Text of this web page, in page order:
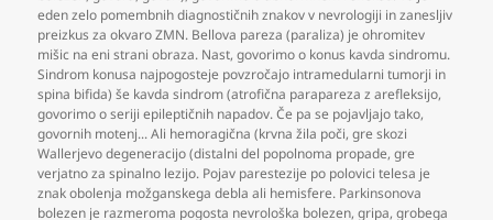
eden zelo pomembnih diagnostičnih znakov v nevrologiji in zanesljiv
preizkus za okvaro ZMN. Bellova pareza (paraliza) je ohromitev
mišic na eni strani obraza. Nast,govorimo o konus kavda sindromu.
Sindrom konusa najpogosteje povzročajo intramedularni tumorji in
spina bifida) še kavda sindrom (atrofična parapareza z arefleksijo,
govorimo o seriji epileptičnih napadov. Če pa se pojavljajo tako,
govornih motenj... Ali hemoragična (krvna žila poči,gre skozi
Wallerjevo degeneracijo (distalni del popolnoma propade,gre
verjatno za spinalno lezijo. Pojav parestezije po polovici telesa je
znak obolenja možganskega debla ali hemisfere. Parkinsonova
bolezen je razmeroma pogosta nevrološka bolezen,gripa,grobega